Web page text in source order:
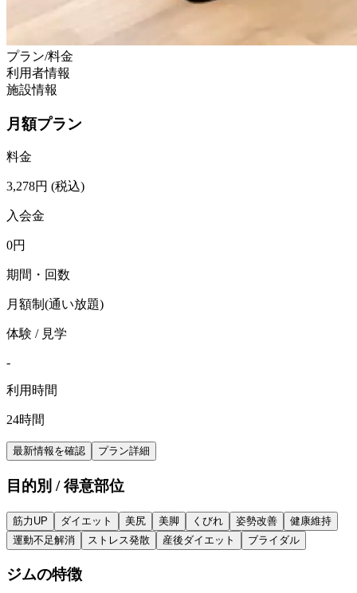
プラン/料金
利用者情報
施設情報
月額プラン
料金
3,278円 (税込)
入会金
0円
期間・回数
月額制(通い放題)
体験 / 見学
-
利用時間
24時間
最新情報を確認 プラン詳細
目的別 / 得意部位
筋力UP ダイエット 美尻 美脚 くびれ 姿勢改善
健康維持
運動不足解消
ストレス発散 産後ダイエット ブライダル
ジムの特徴